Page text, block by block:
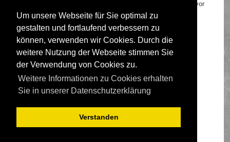
Um unsere Webseite für Sie optimal zu
gestalten und fortlaufend verbessern zu
können, verwenden wir Cookies. Durch die
weitere Nutzung der Webseite stimmen Sie
der Verwendung von Cookies zu.
Weitere Informationen zu Cookies erhalten
Sie in unserer Datenschutzerklärung
Verstanden
Nutzungsbedingungen und die verwandten Regelungen, bevor
du dich registrierst. Bitte beachte auch die jeweiligen
Forenregeln, wenn du dich in diesem Board bewegst.
Nutzungsbedingungen|Datenschutzrichtlinie
Registrieren
Foren-Übersicht
Deutsche Übersetzung durchphpBB.de